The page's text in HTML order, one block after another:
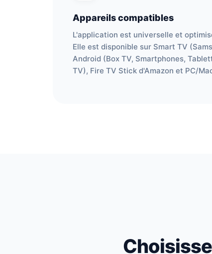
Appareils compatibles
L'application est universelle et
Elle est disponible sur Smart TV
Android (Box TV, Smartphones,
TV), Fire TV Stick d'Amazon et PC/